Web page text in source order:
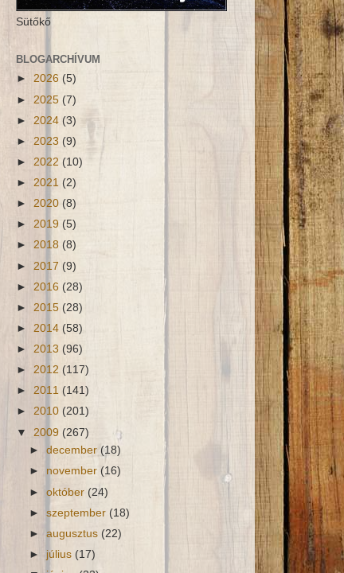
Sütőkő
BLOGARCHÍVUM
► 2026 (5)
► 2025 (7)
► 2024 (3)
► 2023 (9)
► 2022 (10)
► 2021 (2)
► 2020 (8)
► 2019 (5)
► 2018 (8)
► 2017 (9)
► 2016 (28)
► 2015 (28)
► 2014 (58)
► 2013 (96)
► 2012 (117)
► 2011 (141)
► 2010 (201)
▼ 2009 (267)
►december (18)
► november(16)
►október (24)
►szeptember (18)
►augusztus (22)
► július (17)